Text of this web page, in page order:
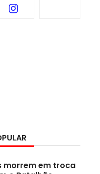
morrem em troca